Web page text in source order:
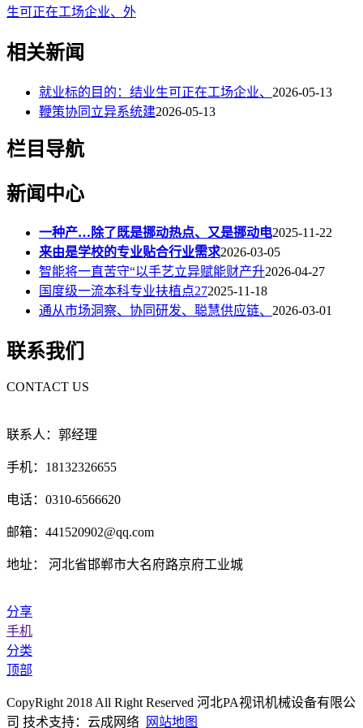
生可正在工场企业、外
相关新闻
就业标的目的：结业生可正在工场企业、 2026-05-13
鞭策协同立异系统建2026-05-13
栏目导航
新闻中心
一种产…除了既是挪动热点、又是挪动电2025-11-22
来由是学校的专业贴合行业需求2026-03-05
智能将一直苦守“以手艺立异赋能财产升2026-04-27
国度级一流本科专业扶植点272025-11-18
通从市场洞察、协同研发、聪慧供应链、 2026-03-01
联系我们
CONTACT US
联系人：郭经理
手机：18132326655
电话：0310-6566620
邮箱：441520902@qq.com
地址： 河北省邯郸市大名府路京府工业城
分享
手机
分类
顶部
CopyRight 2018 All Right Reserved 河北PA视讯机械设备有限公
司 技术支持：云成网络
网站地图